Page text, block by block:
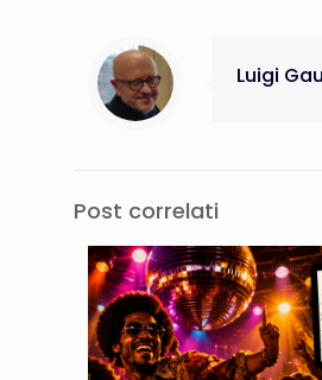
Luigi
Post correlati